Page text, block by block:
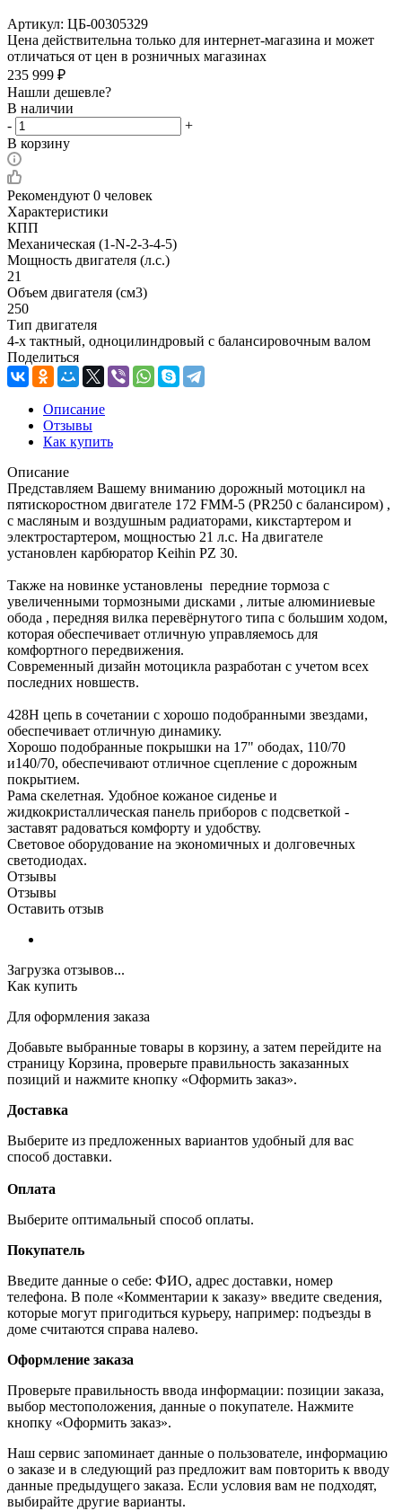
Артикул: ЦБ-00305329
Цена действительна только для интернет-магазина и может
отличаться от цен в розничных магазинах
235 999 ₽
Нашли дешевле?
В наличии
-
+
В корзину
Рекомендуют 0 человек
Характеристики
КПП
Механическая (1-N-2-3-4-5)
Мощность двигателя (л.с.)
21
Объем двигателя (см3)
250
Тип двигателя
4-х тактный, одноцилиндровый с балансировочным валом
Поделиться
Описание
Отзывы
Как купить
Описание
Представляем Вашему вниманию дорожный мотоцикл на
пятискоростном двигателе 172 FMM-5 (PR250 с балансиром) ,
с масляным и воздушным радиаторами, кикстартером и
электростартером, мощностью 21 л.с. На двигателе
установлен карбюратор Keihin PZ 30.
Также на новинке установлены передние тормоза с
увеличенными тормозными дисками , литые алюминиевые
обода , передняя вилка перевёрнутого типа с большим ходом,
которая обеспечивает отличную управляемось для
комфортного передвижения.
Современный дизайн мотоцикла разработан с учетом всех
последних новшеств.
428H цепь в сочетании с хорошо подобранными звездами,
обеспечивает отличную динамику.
Хорошо подобранные покрышки на 17" ободах, 110/70
и140/70, обеспечивают отличное сцепление с дорожным
покрытием.
Рама скелетная. Удобное кожаное сиденье и
жидкокристаллическая панель приборов с подсветкой -
заставят радоваться комфорту и удобству.
Световое оборудование на экономичных и долговечных
светодиодах.
Отзывы
Отзывы
Оставить отзыв
Загрузка отзывов...
Как купить
Для оформления заказа
Добавьте выбранные товары в корзину, а затем перейдите на
страницу Корзина, проверьте правильность заказанных
позиций и нажмите кнопку «Оформить заказ».
Доставка
Выберите из предложенных вариантов удобный для вас
способ доставки.
Оплата
Выберите оптимальный способ оплаты.
Покупатель
Введите данные о себе: ФИО, адрес доставки, номер
телефона. В поле «Комментарии к заказу» введите сведения,
которые могут пригодиться курьеру, например: подъезды в
доме считаются справа налево.
Оформление заказа
Проверьте правильность ввода информации: позиции заказа,
выбор местоположения, данные о покупателе. Нажмите
кнопку «Оформить заказ».
Наш сервис запоминает данные о пользователе, информацию
о заказе и в следующий раз предложит вам повторить к вводу
данные предыдущего заказа. Если условия вам не подходят,
выбирайте другие варианты.